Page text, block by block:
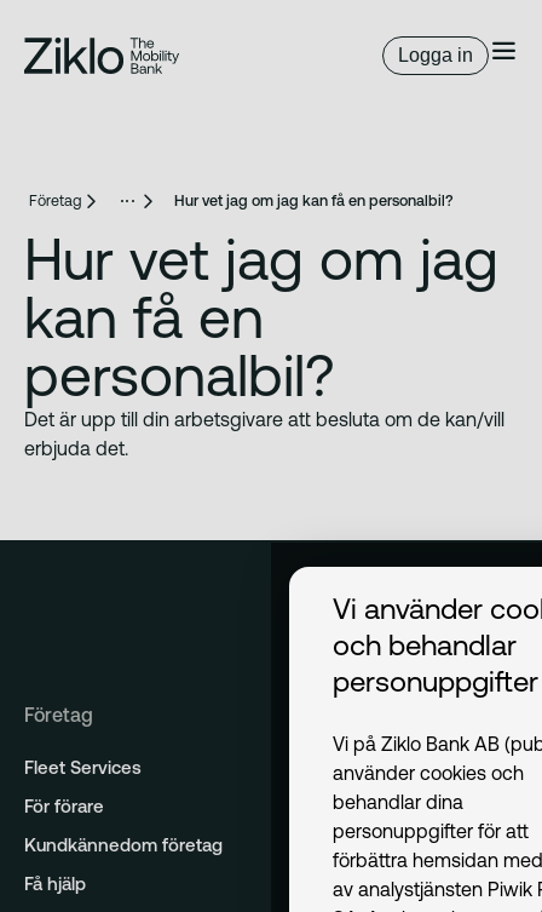
Logga in
Företag Hur vet jag om jag kan få en personalbil?
Hur vet jag om jag
kan få en
personalbil?
Det är upp till din arbetsgivare att besluta om de kan/vill
erbjuda det.
Företag
Fleet Services
För förare
Kundkännedom företag
Få hjälp
Vi använder
och behandlar
personuppgifter
Vi på Ziklo Bank AB
använder cookies och
behandlar dina
personuppgifter för att
förbättra hemsidan
av analystjänsten Piwik